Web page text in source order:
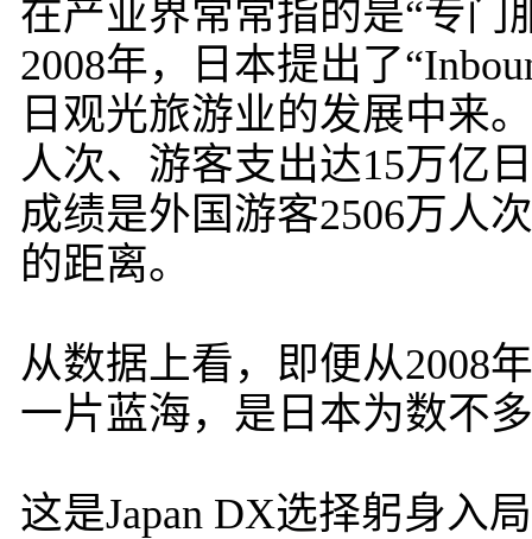
在产业界常常指的是“专门
2008年，日本提出了
日观光旅游业的发展中来
人次、游客支出达15万亿
成绩是外国游客2506万人
的距离。
从数据上看，即便从2008
一片蓝海，是日本为数不
这是Japan DX选择躬身入